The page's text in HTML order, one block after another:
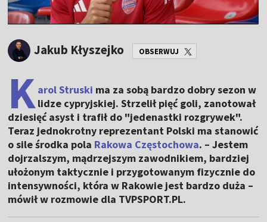
Jakub Kłyszejko OBSERWUJ
Karol Struski ma za sobą bardzo dobry sezon w
lidze cypryjskiej. Strzelił pięć goli, zanotował
dziesięć asyst i trafił do "jedenastki rozgrywek".
Teraz jednokrotny reprezentant Polski ma stanowić
o sile środka pola Rakowa Częstochowa. – Jestem
dojrzalszym, mądrzejszym zawodnikiem, bardziej
ułożonym taktycznie i przygotowanym fizycznie do
intensywności, która w Rakowie jest bardzo duża –
mówił w rozmowie dla TVPSPORT.PL.